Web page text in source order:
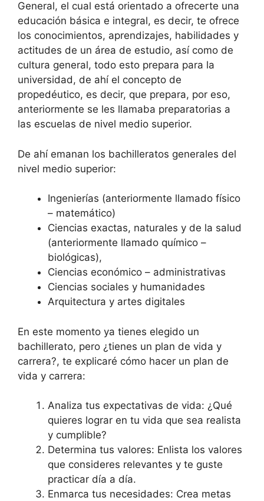
General, el cual está orientado a ofrecerte una
educación básica e integral, es decir, te ofrece
los conocimientos, aprendizajes, habilidades y
actitudes de un área de estudio, así como de
cultura general, todo esto prepara para la
universidad, de ahí el concepto de
propedéutico, es decir, que prepara, por eso,
anteriormente se les llamaba preparatorias a
las escuelas de nivel medio superior.
De ahí emanan los bachilleratos generales del
nivel medio superior:
Ingenierías (anteriormente llamado físico
– matemático)
Ciencias exactas, naturales y de la salud
(anteriormente llamado químico –
biológicas),
Ciencias económico – administrativas
Ciencias sociales y humanidades
Arquitectura y artes digitales
En este momento ya tienes elegido un
bachillerato, pero ¿tienes un plan de vida y
carrera?, te explicaré cómo hacer un plan de
vida y carrera:
Analiza tus expectativas de vida: ¿Qué
quieres lograr en tu vida que sea realista
y cumplible?
Determina tus valores: Enlista los valores
que consideres relevantes y te guste
practicar día a día.
Enmarca tus necesidades: Crea metas